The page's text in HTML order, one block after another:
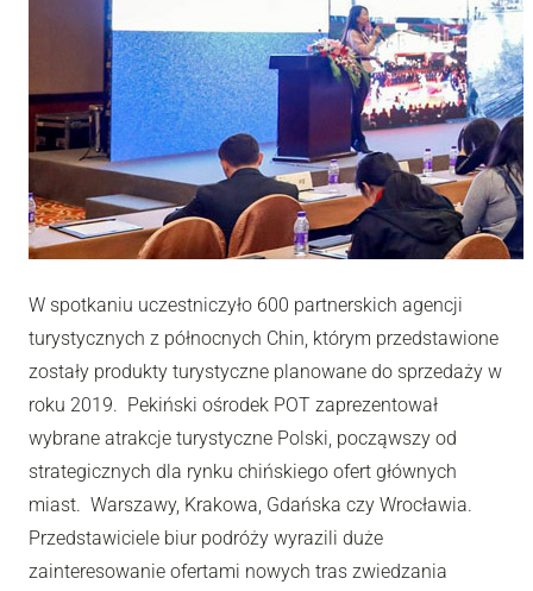
W spotkaniu uczestniczyło 600 partnerskich agencji
turystycznych z północnych Chin, którym przedstawione
zostały produkty turystyczne planowane do sprzedaży w
roku 2019. Pekiński ośrodek POT zaprezentował
wybrane atrakcje turystyczne Polski, począwszy od
strategicznych dla rynku chińskiego ofert głównych
miast. Warszawy, Krakowa, Gdańska czy Wrocławia.
Przedstawiciele biur podróży wyrazili duże
zainteresowanie ofertami nowych tras zwiedzania